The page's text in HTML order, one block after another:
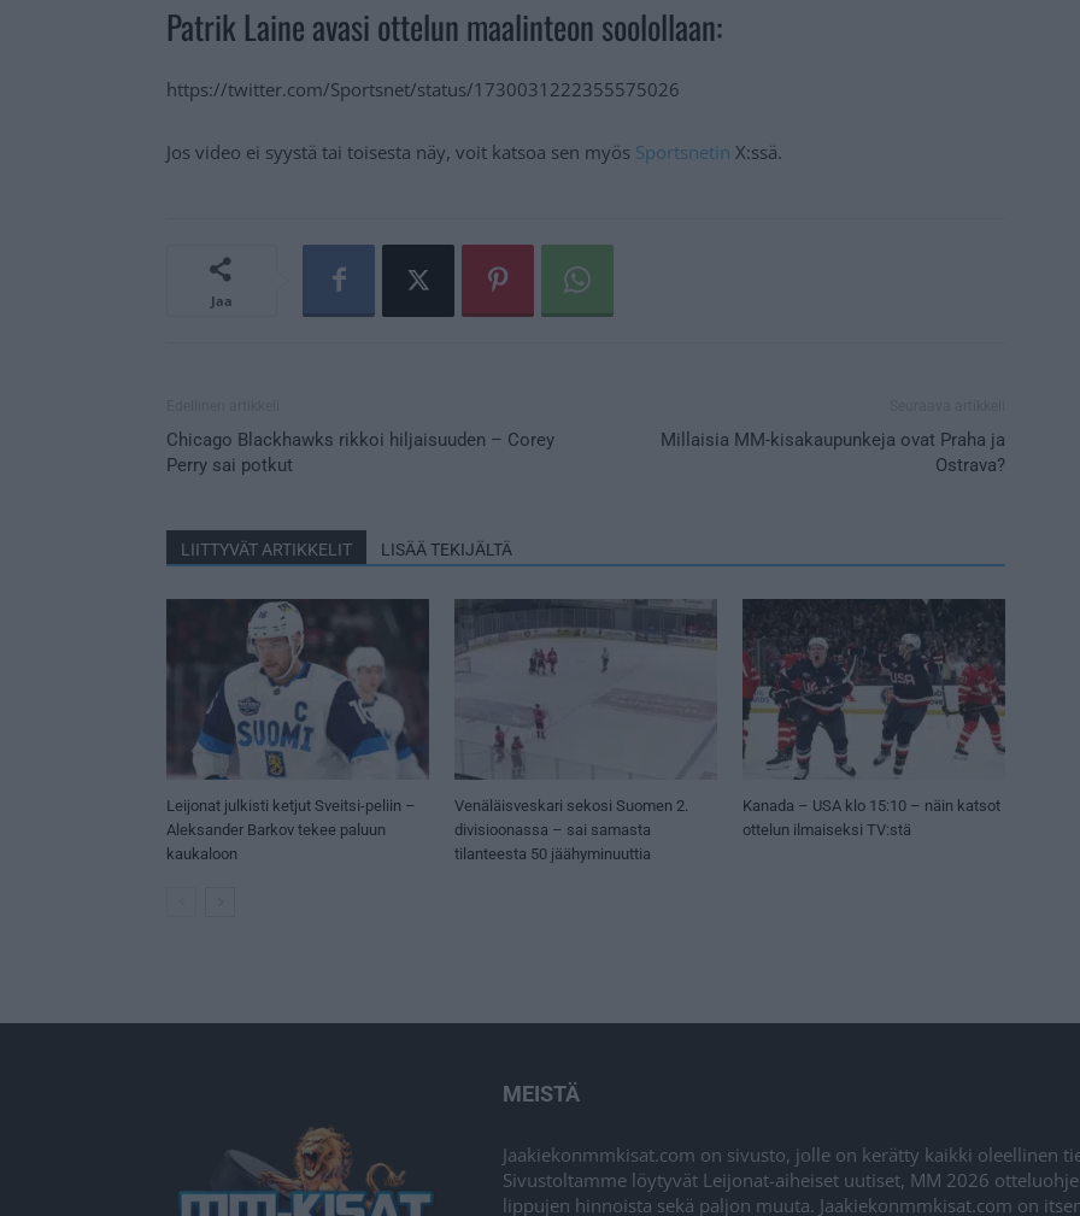
Patrik Laine avasi ottelun maalinteon soolollaan:
https://twitter.com/Sportsnet/status/1730031222355575026
Jos video ei syystä tai toisesta näy, voit katsoa sen myös Sportsnetin X:ssä.
Jaa
Chicago Blackhawks rikkoi hiljaisuuden – Corey
Perry sai potkut
Millaisia MM-kisakaupunkeja ovat Praha ja
Ostrava?
LIITTYVÄT ARTIKKELIT LISÄÄ TEKIJÄLTÄ
Leijonat julkisti ketjut Sveitsi-peliin –
Aleksander Barkov tekee paluun
kaukaloon
Venäläisveskari sekosi Suomen 2.
divisioonassa – sai samasta
tilanteesta 50 jäähyminuuttia
Kanada – USA klo 15:10 – näin katsot
ottelun ilmaiseksi TV:stä
MEISTÄ
Jaakiekonmmkisat.com on sivusto, jolle on kerätty kaikki oleellinen
Sivustoltamme löytyvät Leijonat-aiheiset uutiset, MM 2026
lippujen hinnoista sekä paljon muuta. Jaakiekonmmkisat.com on